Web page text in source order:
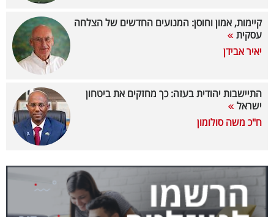
ניוזלטרים
קיימות, אמון וחוסן: המנועים החדשים של הצלחה
עסקית
יאיר אבידן
התיישבות יהודית בעזה: כך מחזקים את ביטחון
ישראל
ח"כ משה סולומון